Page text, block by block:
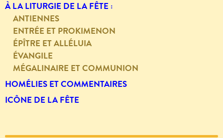
À LA LITURGIE DE LA FÊTE :
ANTIENNES
ENTRÉE ET PROKIMENON
ÉPÎTRE ET ALLÉLUIA
ÉVANGILE
MÉGALINAIRE ET COMMUNION
HOMÉLIES ET COMMENTAIRES
ICÔNE DE LA FÊTE